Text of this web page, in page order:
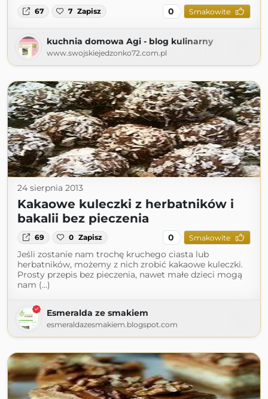
67 7 Zapisz 0 Smakowite
kuchnia domowa Agi - blog kulinarny
www.swojskiejedzonko72.com.pl
24 sierpnia 2013
Kakaowe kuleczki z herbatników i
bakalii bez pieczenia
69 0 Zapisz 0 Smakowite
Jeśli zostanie nam trochę kruchego ciasta lub
herbatników, możemy z nich zrobić kakaowe kuleczki.
Prosty przepis bez pieczenia, nawet małe dzieci mogą
nam (...)
Esmeralda ze smakiem
esmeraldazesmakiem.blogspot.com